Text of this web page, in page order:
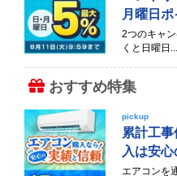
月曜日
2つのキャ
くと日曜日...
おすすめ特集
pickup
累計工
入は安
エアコンを